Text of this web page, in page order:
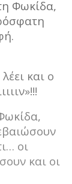
Φωκίδα,
και ο
οι
και οι